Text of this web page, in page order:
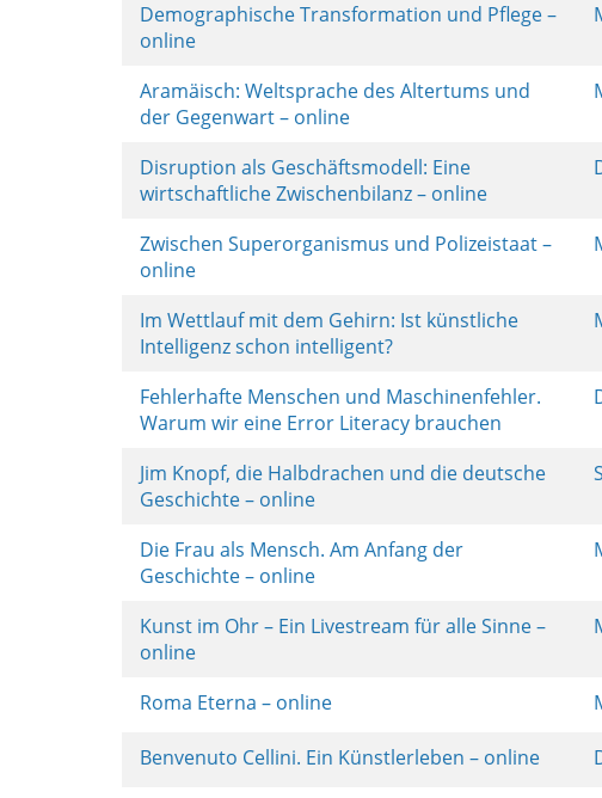
Demographische Transformation und Pflege –
online
Aramäisch: Weltsprache des Altertums und
der Gegenwart – online
Disruption als Geschäftsmodell: Eine
wirtschaftliche Zwischenbilanz – online
Zwischen Superorganismus und Polizeistaat –
online
Im Wettlauf mit dem Gehirn: Ist künstliche
Intelligenz schon intelligent?
Fehlerhafte Menschen und Maschinenfehler.
Warum wir eine Error Literacy brauchen
Jim Knopf, die Halbdrachen und die deutsche
Geschichte – online
Die Frau als Mensch. Am Anfang der
Geschichte – online
Kunst im Ohr – Ein Livestream für alle Sinne –
online
Roma Eterna – online
Benvenuto Cellini. Ein Künstlerleben – online